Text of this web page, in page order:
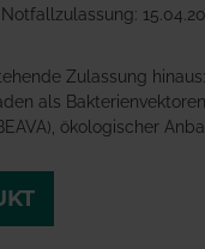
Zulassung
als
ökologischer